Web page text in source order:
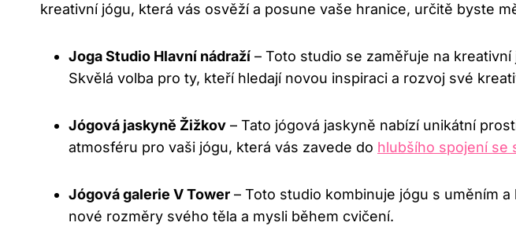
kreativní jógu, která vás osvěží a posune vaše hranice, určitě byste
Joga Studio Hlavní nádraží – Toto studio se zaměřuje na
Skvělá volba pro ty, kteří hledají novou inspiraci a rozvoj své
Jógová jaskyně Žižkov – Tato jógová jaskyně nabízí unikátní
atmosféru pro vaši jógu, která vás zavede do hlubšího spojení se
Jógová galerie V Tower – Toto studio kombinuje jógu s uměním
nové rozměry svého těla a mysli během cvičení.